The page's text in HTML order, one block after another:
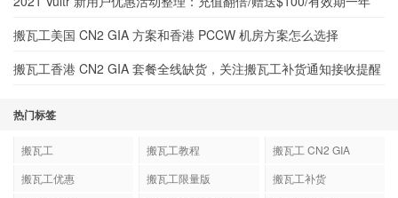
搬瓦工美国 CN2 GIA 方案和香港 PCCW 机房方案怎么选择
搬瓦工香港 CN2 GIA 套餐全线缺货，关注搬瓦工补货通知接收提醒
热门标签
搬瓦工 搬瓦工教程
搬瓦工 CN2 GIA
搬瓦工优惠
搬瓦工限量版
搬瓦工补货